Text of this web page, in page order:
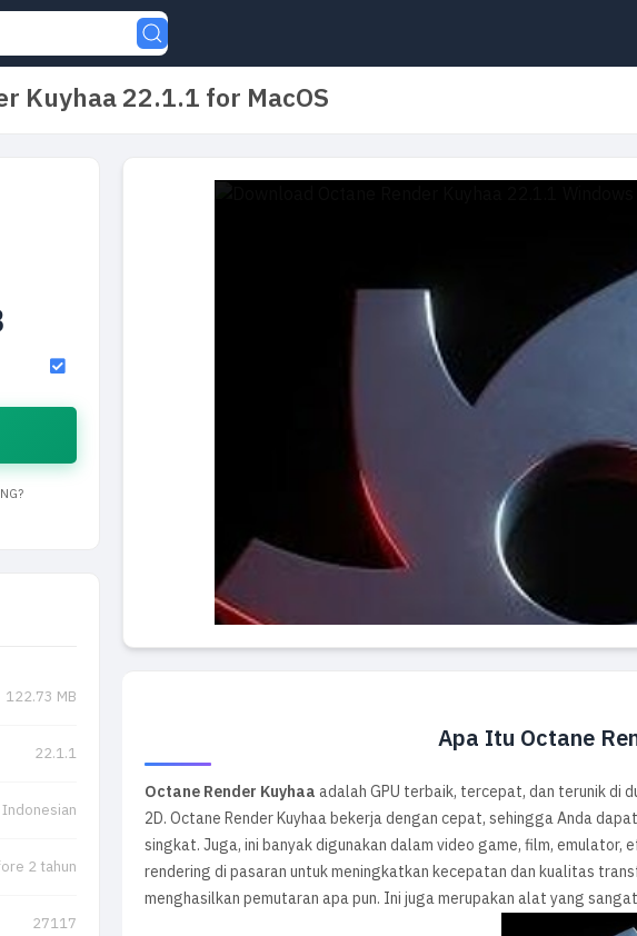
Kuyhaa 22.1.1 for MacOS
Apa Itu Octane
Octane Render Kuyhaaadalah GPU terbaik, tercepat, dan terunik di
2D. Octane Render Kuyhaa bekerja dengan cepat, sehingga Anda
singkat. Juga, ini banyak digunakan dalam video game, film, emulator,
rendering di pasaran untuk meningkatkan kecepatan dan kualitas
menghasilkan pemutaran apa pun. Ini juga merupakan alat yang
122.73 MB
22.1.1
Indonesian
2 tahun
27117